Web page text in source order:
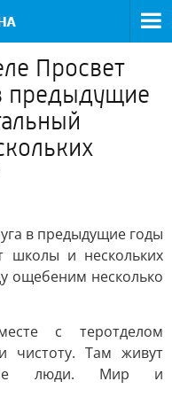
Просвет
предыдущие
в предыдущие годы
школы и нескольких
ощебеним несколько
с теротделом
чистоту. Там живут
люди. Мир и